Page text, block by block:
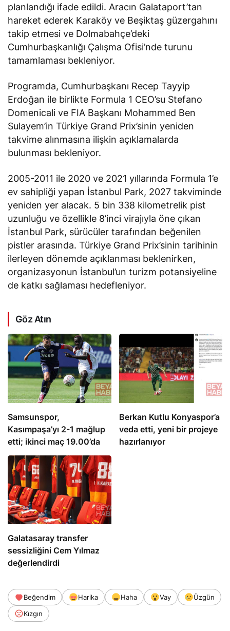
planlandığı ifade edildi. Aracın Galataport’tan
hareket ederek Karaköy ve Beşiktaş güzergahını
takip etmesi ve Dolmabahçe’deki
Cumhurbaşkanlığı Çalışma Ofisi’nde turunu
tamamlaması bekleniyor.
Programda, Cumhurbaşkanı Recep Tayyip
Erdoğan ile birlikte Formula 1 CEO’su Stefano
Domenicali ve FIA Başkanı Mohammed Ben
Sulayem’in Türkiye Grand Prix’sinin yeniden
takvime alınmasına ilişkin açıklamalarda
bulunması bekleniyor.
2005-2011 ile 2020 ve 2021 yıllarında Formula 1’e
ev sahipliği yapan İstanbul Park, 2027 takviminde
yeniden yer alacak. 5 bin 338 kilometrelik pist
uzunluğu ve özellikle 8’inci virajıyla öne çıkan
İstanbul Park, sürücüler tarafından beğenilen
pistler arasında. Türkiye Grand Prix’sinin tarihinin
ilerleyen dönemde açıklanması beklenirken,
organizasyonun İstanbul’un turizm potansiyeline
de katkı sağlaması hedefleniyor.
Göz Atın
Samsunspor,
Kasımpaşa’yı 2-1 mağlup
etti; ikinci maç 19.00’da
Berkan Kutlu Konyaspor’a
veda etti, yeni bir projeye
hazırlanıyor
Galatasaray transfer
sessizliğini Cem Yılmaz
değerlendirdi
Beğendim Harika Haha Vay
Üzgün
Kızgın